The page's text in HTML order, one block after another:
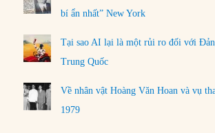
bí ẩn nhất” New York
Tại sao AI lại là một rủi ro đối với
Trung Quốc
Về nhân vật Hoàng Văn Hoan và vụ
1979